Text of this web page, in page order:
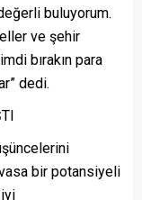
buluyorum.
ve şehir
bırakın para
dedi.
bir potansiyeli